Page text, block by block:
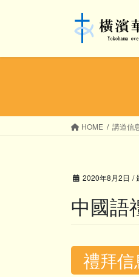
HOME 講道信
2020年8月2日 /
中國語
禮拜信